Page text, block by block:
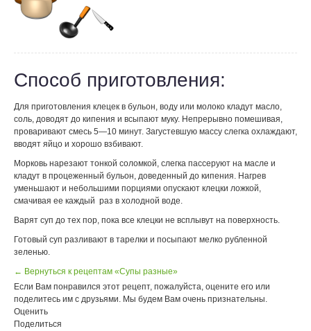
Способ приготовления:
Для приготовления клецек в бульон, воду или молоко кладут масло,
соль, доводят до кипения и всыпают муку. Непрерывно помешивая,
проваривают смесь 5—10 минут. Загустевшую массу слегка охлаждают,
вводят яйцо и хорошо взбивают.
Морковь нарезают тонкой соломкой, слегка пассеруют на масле и
кладут в процеженный бульон, доведенный до кипения. Нагрев
уменьшают и небольшими порциями опускают клецки ложкой,
смачивая ее каждый раз в холодной воде.
Варят суп до тех пор, пока все клецки не всплывут на поверхность.
Готовый суп разливают в тарелки и посыпают мелко рубленной
зеленью.
← Вернуться к рецептам «Супы разные»
Если Вам понравился этот рецепт, пожалуйста, оцените его или
поделитесь им с друзьями. Мы будем Вам очень признательны.
Оценить
Поделиться